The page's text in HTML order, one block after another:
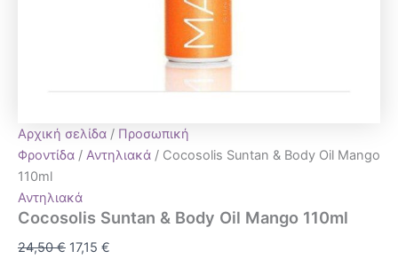
Αρχική σελίδα / Προσωπική
Φροντίδα / Αντηλιακά / Cocosolis Suntan & Body Oil Mango
110ml
Αντηλιακά
Cocosolis Suntan & Body Oil Mango 110ml
24,50€ 17,15 €